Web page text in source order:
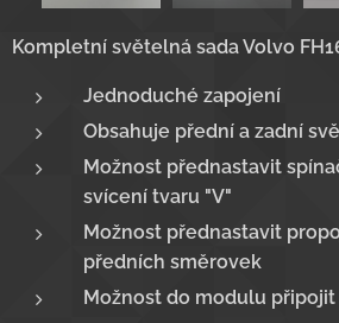
Kompletní světelná sada Volvo
Jednoduché zapojení
Obsahuje přední a zadní
Možnost přednastavit
svícení tvaru "V"
Možnost přednastavit
předních směrovek
Možnost do modulu